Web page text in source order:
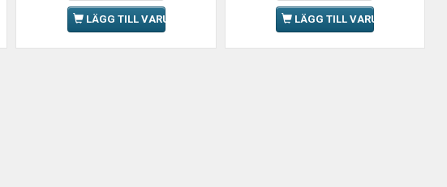
LÄGG TILL VARUKORGEN LÄGG TILL VARUKORGEN